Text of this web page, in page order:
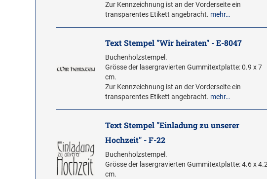
Zur Kennzeichnung ist an der Vorderseite ein
transparentes Etikett angebracht. mehr…
Text Stempel "Wir heiraten" - E-8047
Buchenholzstempel.
Grösse der lasergravierten Gummitextplatte: 0.9 x 7
cm.
Zur Kennzeichnung ist an der Vorderseite ein
transparentes Etikett angebracht. mehr…
Text Stempel "Einladung zu unserer
Hochzeit" - F-22
Buchenholzstempel.
Grösse der lasergravierten Gummitextplatte: 4.6 x 4.2
cm.